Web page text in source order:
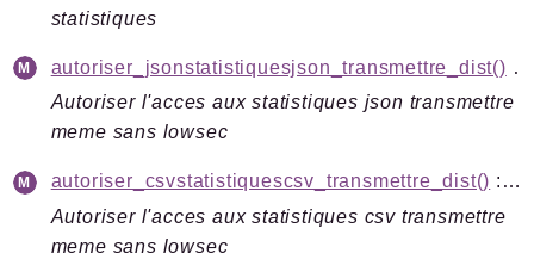
statistiques
autoriser_jsonstatistiquesjson_transmettre_dist() : bool
Autoriser l'acces aux statistiques json transmettre
meme sans lowsec
autoriser_csvstatistiquescsv_transmettre_dist()
: bool
Autoriser l'acces aux statistiques csv transmettre
meme sans lowsec